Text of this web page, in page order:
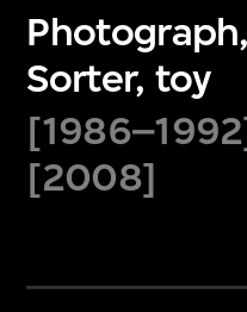
Sorter, toy
[2008]